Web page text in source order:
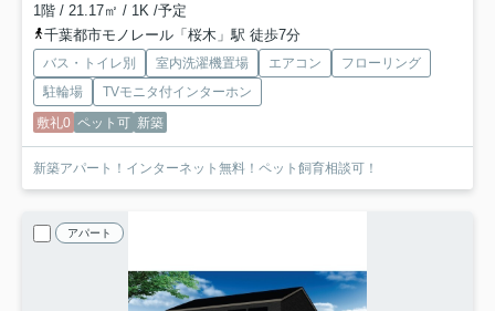
1階 / 21.17㎡ / 1K /予定
千葉都市モノレール「桜木」駅 徒歩7分
バス・トイレ別 室内洗濯機置場 エアコン
フローリング
駐輪場
TVモニタ付インターホン
敷礼0 ペット可 新築
新築アパート！インターネット無料！ペット飼育相談可！
アパート